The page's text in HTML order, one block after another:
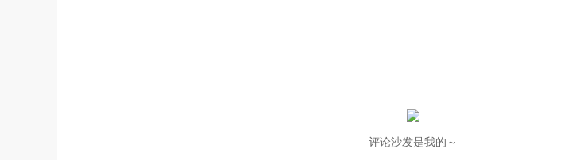
评论沙发是我的～